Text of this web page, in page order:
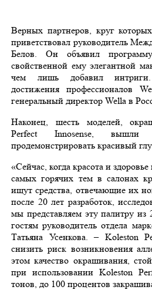
Верных партнеров, круг
приветствовал руководитель
Белов. Он объявил
свойственной ему элегантной
чем лишь добавил
достижения профессионалов
генеральный директор Wella в
Наконец, шесть моделей,
Perfect Innosense,
продемонстрировать красивый
«Сейчас, когда красота и
самых горячих тем в салонах
ищут средства, отвечающие их
после 20 лет разработок,
мы представляем эту палитру
гостям руководитель отдела
Татьяна Усенкова. – Koleston
снизить риск возникновения
этом качество окрашивания,
при использовании Koleston
тонов, до 100 процентов